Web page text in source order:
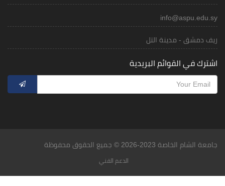
info@aspu.edu.sy
ريف دمشق - مدينة التل
اشترك في القوائم البريدية
جامعة الشام الخاصة 2023-2026 © جميع الحقوق محفوظة
الدعم الفني